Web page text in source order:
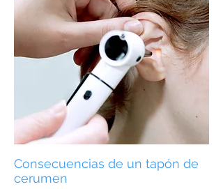
Consecuencias de un tapón de
cerumen